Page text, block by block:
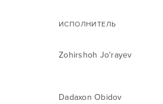
ИСПОЛНИТЕЛЬ
Zohirshoh Jo'rayev
Dadaxon Obidov